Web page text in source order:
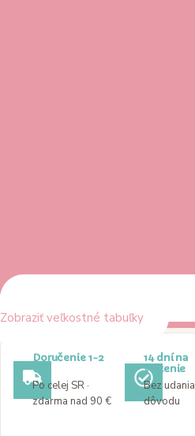
Zobraziť veľkostné tabuľky
Doručenie 1-2
dni
Po celej SR ·
zdarma nad 90 €
14 dní na
vrátenie
Bez udania
dôvodu